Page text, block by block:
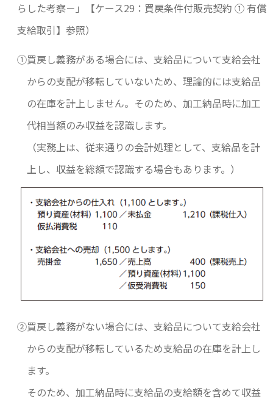
らした考察－」【ケース29：買戻条件付販売契約 ① 有償
支給取引】参照）
①買戻し義務がある場合には、支給品について支給会社
からの支配が移転していないため、理論的には支給品
の在庫を計上しません。そのため、加工納品時に加工
代相当額のみ収益を認識します。
（実務上は、従来通りの会計処理として、支給品を計
上し、収益を総額で認識する場合もあります。）
②買戻し義務がない場合には、支給品について支給会社
からの支配が移転しているため支給品の在庫を計上し
ます。
そのため、加工納品時に支給品の支給額を含めて収益